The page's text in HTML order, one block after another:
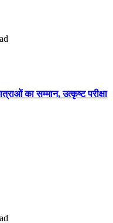
का सम्मान, उत्कृष्ट परीक्षा